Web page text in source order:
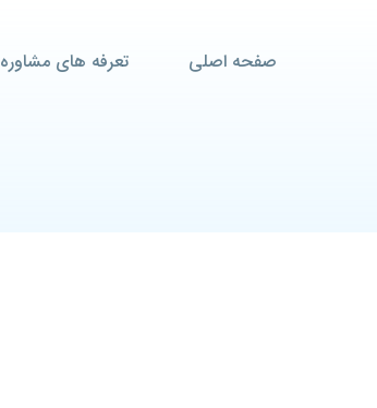
صفحه اصلی تعرفه های مشاوره